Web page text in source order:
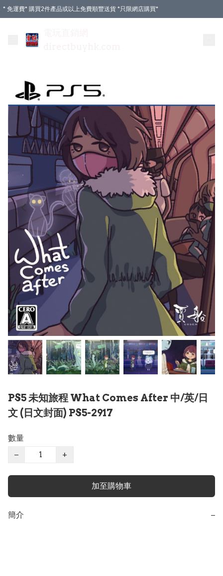
* 免運費* 購買2件產品或以上免費順豐送貨 *只限網店購買*
PS5 未知旅程 What Comes After 中/英/日
文 (日文封面) PS5-2917
數量
−
+
加至購物車
簡介 −